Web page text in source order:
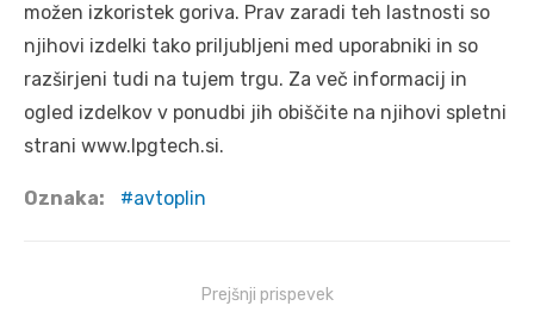
možen izkoristek goriva. Prav zaradi teh lastnosti so
njihovi izdelki tako priljubljeni med uporabniki in so
razširjeni tudi na tujem trgu. Za več informacij in
ogled izdelkov v ponudbi jih obiščite na njihovi spletni
strani www.lpgtech.si.
Oznaka: avtoplin
Prejšnji prispevek